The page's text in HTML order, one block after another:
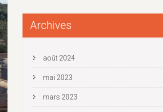
Archives
août 2024
mai 2023
mars 2023